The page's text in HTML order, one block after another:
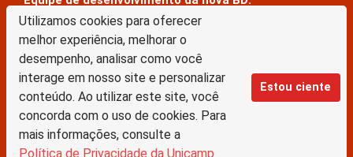
Utilizamos cookies para oferecer
melhor experiência, melhorar o
desempenho, analisar como você
interage em nosso site e personalizar
conteúdo. Ao utilizar este site, você
concorda com o uso de cookies. Para
mais informações, consulte a
Política de Privacidade da Unicamp
Estou ciente
Keite Aparecida Duarte
Márcio Vinícius De Jesus Almeida
Saul Victor De Castro E Silva
A Biblioteca Digital da Unicamp está licenciado com uma Licença Creative Commons –
Atribuição Sem Derivações 4.0 Internacional